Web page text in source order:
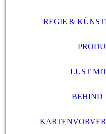
REGIE &
LUST
BEHIND